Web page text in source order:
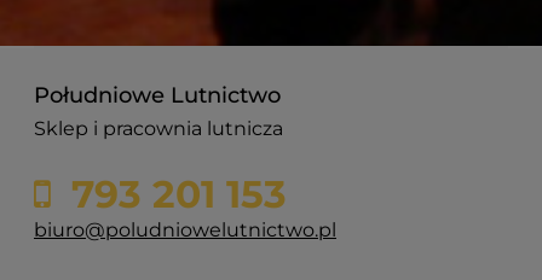
Południowe Lutnictwo
Sklep i pracownia lutnicza
793 201 153
biuro@poludniowelutnictwo.pl